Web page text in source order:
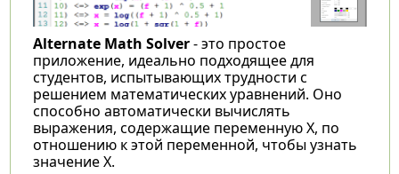
Alternate Math Solver- это простое
приложение, идеально подходящее для
студентов, испытывающих трудности с
решением математических уравнений. Оно
способно автоматически вычислять
выражения, содержащие переменную X, по
отношению к этой переменной, чтобы узнать
значение X.